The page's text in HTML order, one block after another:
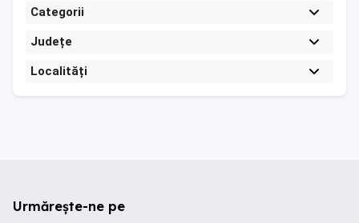
Categorii
Județe
Localități
Urmărește-ne pe